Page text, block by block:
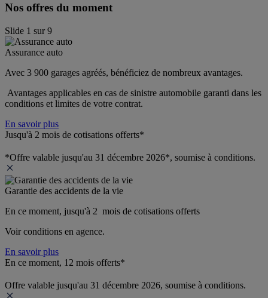
Nos offres du moment
Slide 1 sur9
Assurance auto
Avec 3 900 garages agréés, bénéficiez de nombreux avantages.
Avantages applicables en cas de sinistre automobile garanti dans les
conditions et limites de votre contrat.
En savoir plus
Jusqu'à 2 mois de cotisations offerts*
*Offre valable jusqu'au 31 décembre 2026*, soumise à conditions.
Garantie des accidents de la vie
En ce moment, jusqu'à 2  mois de cotisations offerts
Voir conditions en agence.
En savoir plus
En ce moment, 12 mois offerts*
Offre valable jusqu'au 31 décembre 2026, soumise à conditions.